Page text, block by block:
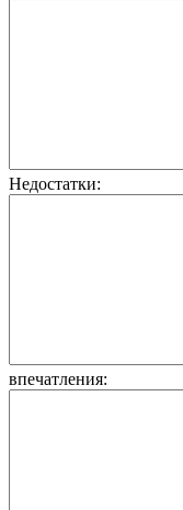
Недостатки:
впечатления: